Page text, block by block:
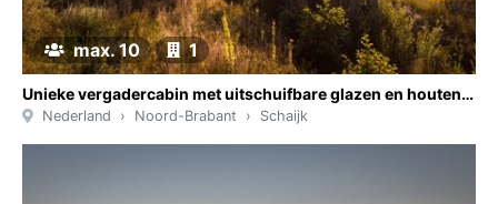
max. 10 1
Unieke vergadercabin met uitschuifbare glazen en houten schillen gelegen in één van de grootste vlinderidylles van Nederland.
Nederland Noord-Brabant Schaijk